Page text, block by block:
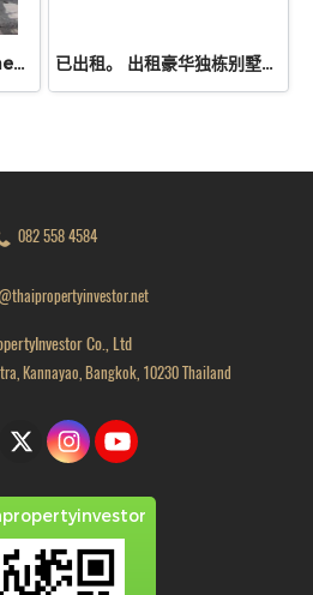
出租联排别墅｜Duangkaew Village 已出租。 出租豪华独栋别墅位于 PYVE Ratchaphruek–Sirindhorn 的稀有转角独栋别墅，土地面积 53.9 平方哇，使用面积 229 平方米，规划 3间卧室、4间浴室，配备宽敞厨房、Pantry、多功能房及花园空间。
082 558 4584
Co., Ltd
Kannayao, Bangkok, 10230 Thailand